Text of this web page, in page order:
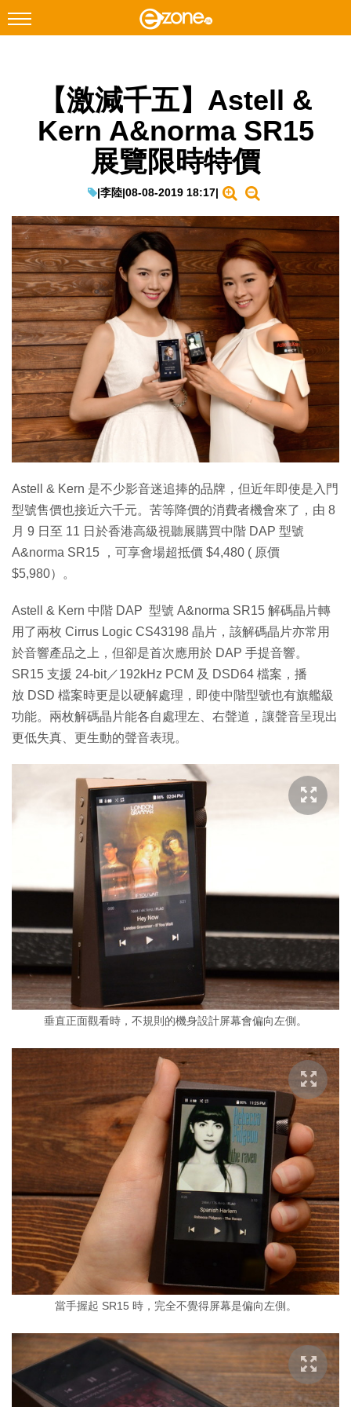
Facebook Instagram
科技焦點
教學評測
EduTech
IT Times
生成式AI與雲端應用
Enterprise Digital Transformation
特集
【激減千五】Astell &
Kern A&norma SR15
展覽限時特價
|李陸|08-08-2019 18:17|
Astell & Kern 是不少影音迷追捧的品牌，但近年即使是入門
型號售價也接近六千元。苦等降價的消費者機會來了，由 8
月 9 日至 11 日於香港高級視聽展購買中階 DAP 型號
A&norma SR15 ，可享會場超抵價 $4,480 ( 原價
$5,980）。
Astell & Kern 中階 DAP 型號 A&norma SR15 解碼晶片轉
用了兩枚 Cirrus Logic CS43198 晶片，該解碼晶片亦常用
於音響產品之上，但卻是首次應用於 DAP 手提音響。
SR15 支援 24-bit／192kHz PCM 及 DSD64 檔案，播
放 DSD 檔案時更是以硬解處理，即使中階型號也有旗艦級
功能。兩枚解碼晶片能各自處理左、右聲道，讓聲音呈現出
更低失真、更生動的聲音表現。
垂直正面觀看時，不規則的機身設計屏幕會偏向左側。
當手握起 SR15 時，完全不覺得屏幕是偏向左側。